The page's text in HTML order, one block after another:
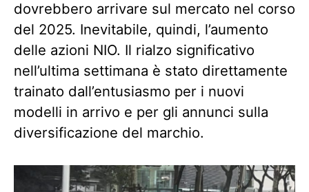
dovrebbero arrivare sul mercato nel corso
del 2025. Inevitabile, quindi, l’aumento
delle azioni NIO. Il rialzo significativo
nell’ultima settimana è stato direttamente
trainato dall’entusiasmo per i nuovi
modelli in arrivo e per gli annunci sulla
diversificazione del marchio.